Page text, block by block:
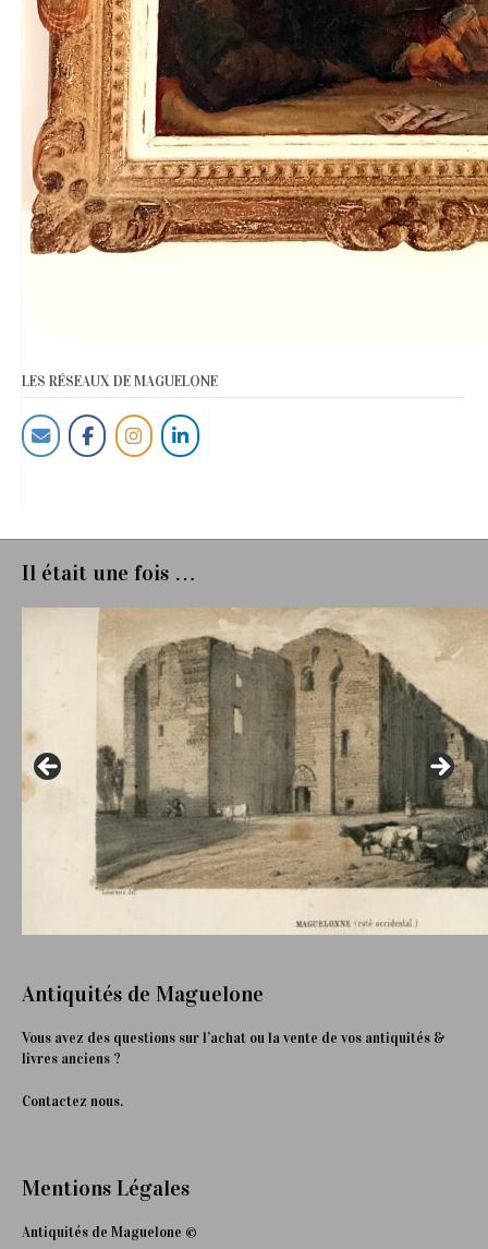
LES RÉSEAUX DE MAGUELONE
Il était une fois …
Antiquités de Maguelone
Vous avez des questions sur l’achat ou la vente de vos antiquités &
livres anciens ?
Contactez nous.
Mentions Légales
Antiquités de Maguelone ©